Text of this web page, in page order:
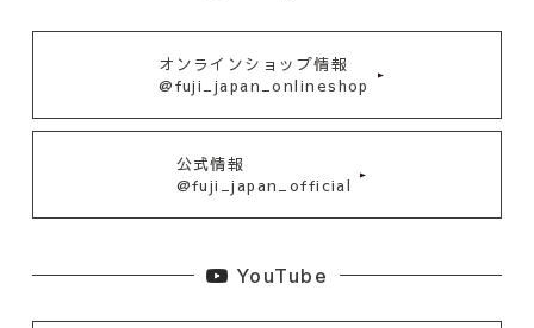
オンラインショップ情報
@fuji_japan_onlineshop
公式情報
@fuji_japan_official
YouTube